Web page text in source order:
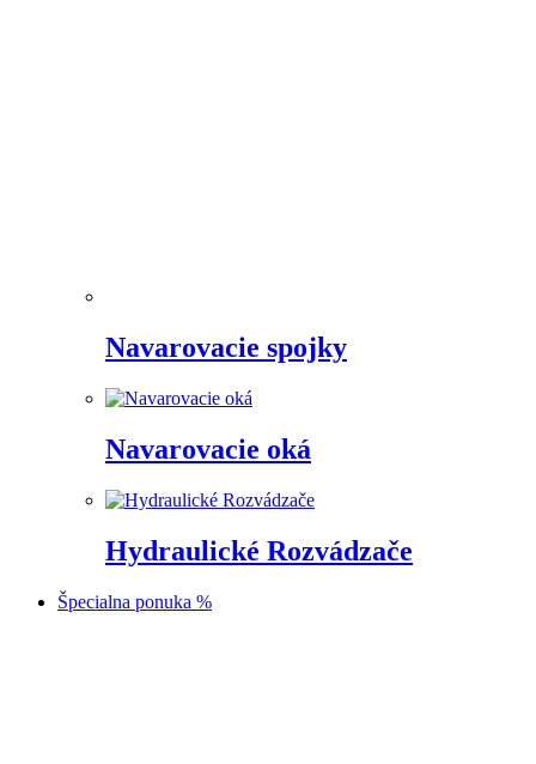
Navarovacie spojky
Navarovacie oká
Hydraulické Rozvádzače
Špecialna ponuka %